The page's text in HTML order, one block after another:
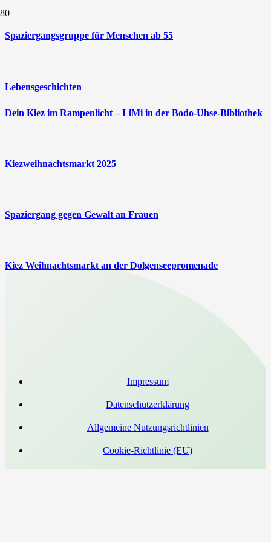
Spaziergangsgruppe für Menschen ab 55
Lebensgeschichten
Dein Kiez im Rampenlicht – LiMi in der Bodo-Uhse-Bibliothek
Kiezweihnachtsmarkt 2025
Spaziergang gegen Gewalt an Frauen
Kiez Weihnachtsmarkt an der Dolgenseepromenade
Impressum
Datenschutzerklärung
Allgemeine Nutzungsrichtlinien
Cookie-Richtlinie (EU)